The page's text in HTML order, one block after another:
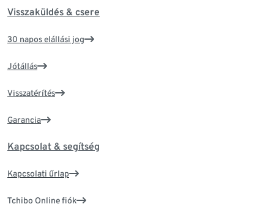
Visszaküldés & csere
30 napos elállási jog
Jótállás
Visszatérítés
Garancia
Kapcsolat & segítség
Kapcsolati űrlap
Tchibo Online fiók